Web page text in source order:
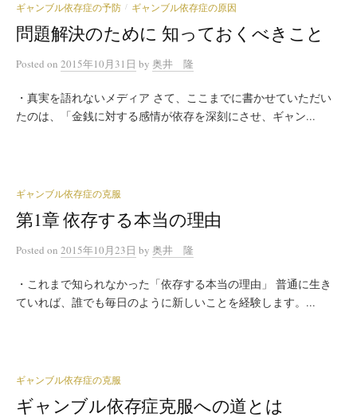
ギャンブル依存症の予防 / ギャンブル依存症の原因
問題解決のために 知っておくべきこと
Posted on 2015年10月31日 by 奥井 隆
・真実を語れないメディア さて、ここまでに書かせていただい
たのは、「金銭に対する感情が依存を深刻にさせ、ギャン...
ギャンブル依存症の克服
第1章 依存する本当の理由
Posted on 2015年10月23日 by 奥井 隆
・これまで知られなかった「依存する本当の理由」 普通に生き
ていれば、誰でも毎日のように新しいことを経験します。...
ギャンブル依存症の克服
ギャンブル依存症克服への道とは